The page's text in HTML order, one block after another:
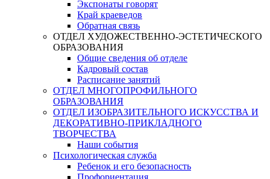
Экспонаты говорят
Край краеведов
Обратная связь
ОТДЕЛ ХУДОЖЕСТВЕННО-ЭСТЕТИЧЕСКОГО
ОБРАЗОВАНИЯ
Общие сведения об отделе
Кадровый состав
Расписание занятий
ОТДЕЛ МНОГОПРОФИЛЬНОГО
ОБРАЗОВАНИЯ
ОТДЕЛ ИЗОБРАЗИТЕЛЬНОГО ИСКУССТВА И
ДЕКОРАТИВНО-ПРИКЛАДНОГО
ТВОРЧЕСТВА
Наши события
Психологическая служба
Ребенок и его безопасность
Профориентация